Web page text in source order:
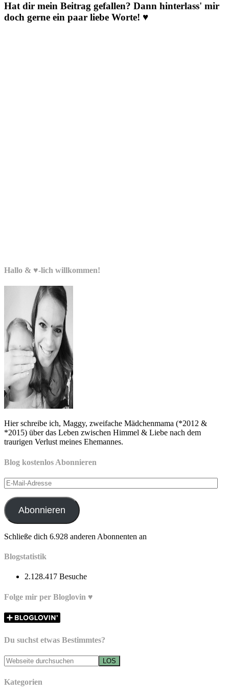
Hat dir mein Beitrag gefallen? Dann hinterlass' mir
doch gerne ein paar liebe Worte! ♥
Hallo & ♥-lich willkommen!
Hier schreibe ich, Maggy, zweifache Mädchenmama (*2012 &
*2015) über das Leben zwischen Himmel & Liebe nach dem
traurigen Verlust meines Ehemannes.
Blog kostenlos Abonnieren
E-
Mail-
Adresse
Abonnieren
Schließe dich 6.928 anderen Abonnenten an
Blogstatistik
2.128.417 Besuche
Folge mir per Bloglovin ♥
Du suchst etwas Bestimmtes?
Kategorien